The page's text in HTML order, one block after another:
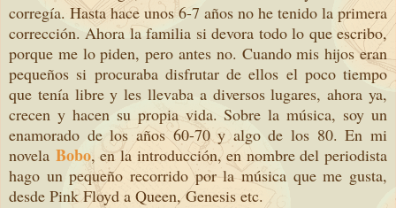
corregía. Hasta hace unos 6-7 años no he tenido la primera
corrección. Ahora la familia si devora todo lo que escribo,
porque me lo piden, pero antes no. Cuando mis hijos eran
pequeños si procuraba disfrutar de ellos el poco tiempo
que tenía libre y les llevaba a diversos lugares, ahora ya,
crecen y hacen su propia vida. Sobre la música, soy un
enamorado de los años 60-70 y algo de los 80. En mi
novela Bobo, en la introducción, en nombre del periodista
hago un pequeño recorrido por la música que me gusta,
desde Pink Floyd a Queen, Genesis etc.